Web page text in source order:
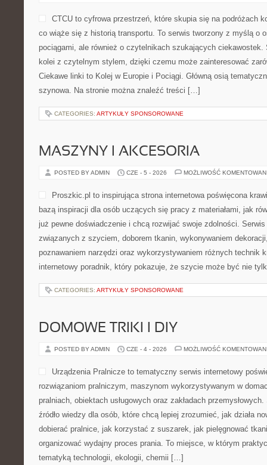
CTCU to cyfrowa przestrzeń, które skupia się na podróżach
co wiąże się z historią transportu. To serwis tworzony z myślą o
pociągami, ale również o czytelnikach szukających ciekawostek.
kolei z czytelnym stylem, dzięki czemu może zainteresować
Ciekawe linki to Kolej w Europie i Pociągi. Główną osią
szynowa. Na stronie można znaleźć treści […]
CATEGORIES: ARTYKUŁY SPONSOROWANE
MASZYNY I AKCESORIA
POSTED BY ADMIN CZE - 5 - 2026 MOŻLIWOŚĆ
Proszkic.pl to inspirująca strona internetowa poświęcona
bazą inspiracji dla osób uczących się pracy z materiałami, jak
już pewne doświadczenie i chcą rozwijać swoje zdolności.
związanych z szyciem, doborem tkanin, wykonywaniem
poznawaniem narzędzi oraz wykorzystywaniem różnych technik
internetowy poradnik, który pokazuje, że szycie może być nie
CATEGORIES: ARTYKUŁY SPONSOROWANE
DOMOWE TRIKI I DIY
POSTED BY ADMIN CZE - 4 - 2026 MOŻLIWOŚĆ
Urządzenia Pralnicze to tematyczny serwis internetowy
rozwiązaniom pralniczym, maszynom wykorzystywanym w
pralniach, obiektach usługowych oraz zakładach
źródło wiedzy dla osób, które chcą lepiej zrozumieć, jak działa
dobierać pralnice, jak korzystać z suszarek, jak pielęgnować
organizować wydajny proces prania. To miejsce, w którym
tematyką technologii, ekologii, chemii […]